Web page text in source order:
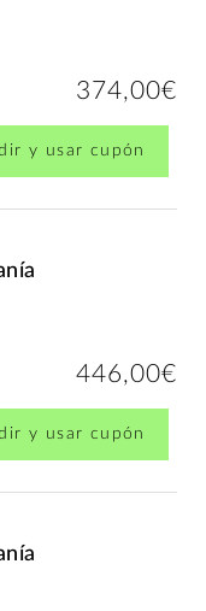
374,00€
y usar cupón
446,00€
y usar cupón